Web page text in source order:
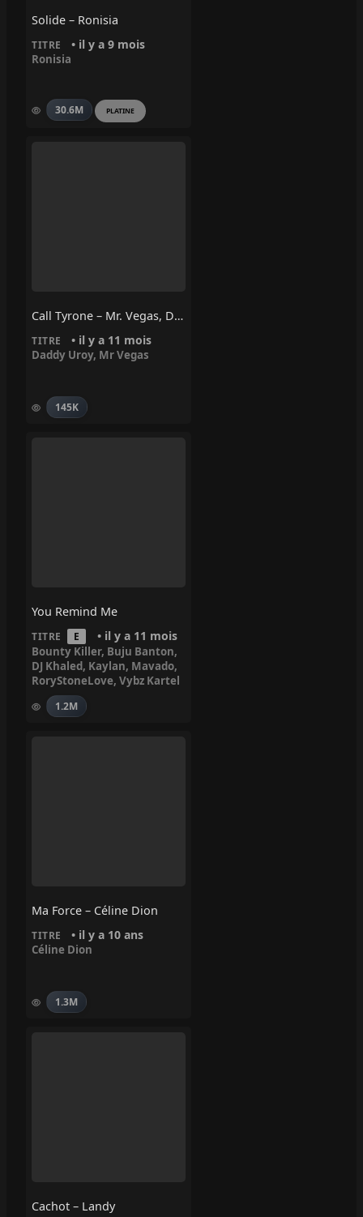
Solide – Ronisia
TITRE • il y a 9 mois
Ronisia
30.6M PLATINE
Call Tyrone – Mr. Vegas, Daddy Uroy
TITRE • il y a 11 mois
Daddy Uroy, Mr Vegas
145K
You Remind Me
TITRE E • il y a 11 mois
Bounty Killer, Buju Banton,
DJ Khaled, Kaylan, Mavado,
RoryStoneLove, Vybz Kartel
1.2M
Ma Force – Céline Dion
TITRE • il y a 10 ans
Céline Dion
1.3M
Cachot – Landy